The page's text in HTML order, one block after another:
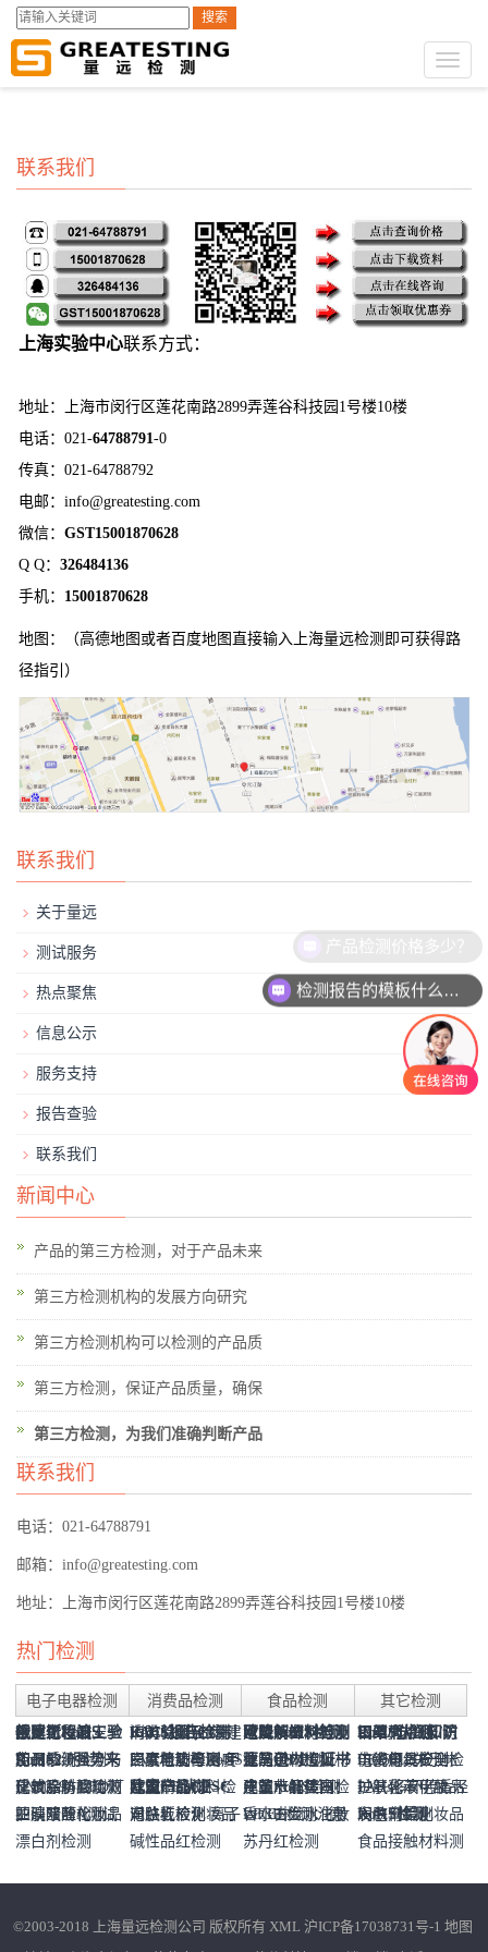
搜索
Toggle
GST第三方检测>联系我们
联系我们
上海实验中心联系方式：
地址：上海市闵行区莲花南路2899弄莲谷科技园1号楼10楼
电话： 021-64788791-0
传真： 021-64788792
电邮：info@greatesting.com
微信： GST15001870628
Q Q： 326484136
手机： 15001870628
地图：（高德地图或者百度地图直接输入上海量远检测即可获得路
径指引）
联系我们
关于量远
测试服务
热点聚焦
信息公示
服务支持
报告查验
联系我们
新闻中心
产品的第三方检测，对于产品未来
第三方检测机构的发展方向研究
第三方检测机构可以检测的产品质
第三方检测，保证产品质量，确保
第三方检测，为我们准确判断产品
联系我们
电话：021-64788791
邮箱：info@greatesting.com
地址：上海市闵行区莲花南路2899弄莲谷科技园1号楼10楼
热门检测
电子电器检测 消费品检测 食品检测
其它检测
俄罗斯RoHS-
EAEU TR
037/2016
RoHS报告检测
机构选对不选贵
欧盟RoHS检测
报告价格
RoHS认证知识
点干货集中营
RoHS2.0强势来
袭
卤素检测与RoHS
检测
德国GS检测
LED灯具检测
EN60598 LED灯
串检测
欧盟CE认证 中国RoHS检测
PAHs多环芳香烃
检测
四溴双酚A测试
电路板检测:离子
污染测试
WEEE检测注册 RoHS检测
欧盟化妆品安全
报告CPSR | EU
Cosmetic Product
Safety Report
(CPSR)
EAC认证(CU-
TR认证)海关联
盟证书
可降解塑料检测 口罩/防护服/防
护面罩/医用手
套/消毒液检测
加州65
EVA地垫检测-甲
酰胺
亚马逊CPC证书 ISO5912关于帐
篷的防风及稳定
性能测试
化妆品防腐功效
测试-微生物抗菌
防腐挑战测试
儿童产品CPSC
第三方检测要求
儿童产品美国
CPSC检测
护肤乳液化妆品
检测GB/T29665-
2013
护肤啫喱化妆品
检测QB/T2874-
润肤乳液化妆品
检测QBT2286-
香水古龙水化妆
品检测标准
润肤膏霜化妆品
检测标准
毒腐竹检测
肉类检测及肉制
品检测
增塑剂检测与测
试
罂粟壳检测
药品检测
三聚氰胺检测 食品包材检测
仿瓷餐具安全检
测
反式脂肪酸检测 瘦肉精检测
皮革水解蛋白检
测
过氧化苯甲酰
BPO检测
亚硝酸盐检测 对位红检测
LFGB检测：德
国lfgb食品级测
发色剂检测
漂白剂检测
碱性品红检测 苏丹红检测
食品接触材料测
报建工程竣工验
收及建材燃烧性
能检测
消防验收-上海建
材阻燃等级检测
建筑装饰材料及
制品燃烧性能分
级GB8624-2012
钢结构检测
空调系统检测与
通风检测
照度与功率密度
检测
建筑用人造板材
检测
电线电缆检测
建筑涂料检测
建筑节能材料检
测
建筑节能检测：
外墙保温系统检
验
©2003-2018 上海量远检测公司 版权所有 XML 沪ICP备17038731号-1 地图